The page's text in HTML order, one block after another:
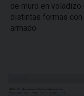
de muro en
distintas formas
armado.